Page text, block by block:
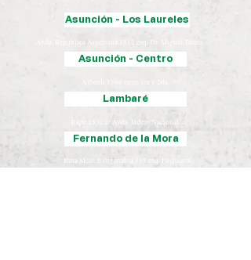
Asunción - Los Laureles
Avda. República Argentina 1512 esq. Dr. Miguel Torres.
Asunción - Centro
Lambaré
Itape 1532 c/ Avda. Indep. Nacional.
Fernando de la Mora
Ruta Mcal. Estigarribia 115 esq. Boquerón.